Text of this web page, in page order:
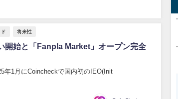
将来性
開始と「Fanpla Market」オープン完全
年1月にCoincheckで国内初のIEO(Init